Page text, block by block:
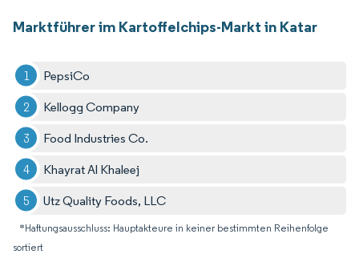
Marktführer im Kartoffelchips-Markt in Katar
PepsiCo
Kellogg Company
Food Industries Co.
Khayrat Al Khaleej
Utz Quality Foods, LLC
*Haftungsausschluss: Hauptakteure in keiner bestimmten Reihenfolge
sortiert